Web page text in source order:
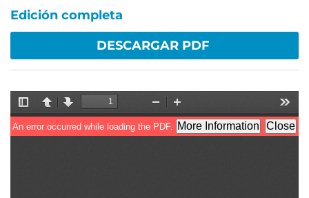
Edición completa
DESCARGAR PDF